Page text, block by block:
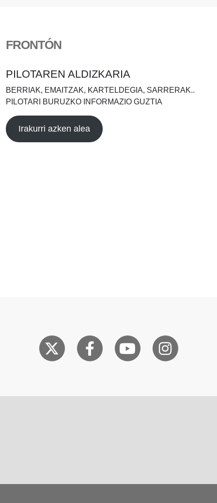
FRONTÓN
PILOTAREN ALDIZKARIA
BERRIAK, EMAITZAK, KARTELDEGIA, SARRERAK..
PILOTARI BURUZKO INFORMAZIO GUZTIA
Irakurri azken alea